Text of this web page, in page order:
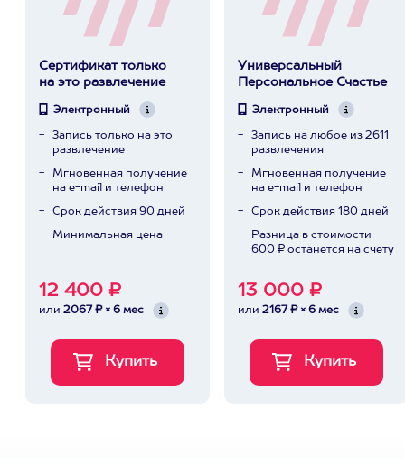
Сертификат только
на это развлечение
Электронный
Запись только на это
развлечение
Мгновенная получение
на e-mail и телефон
Срок действия 90 дней
Минимальная цена
12 400 ₽
или 2067 ₽ × 6 мес
Универсальный
Персональное Счастье
Электронный
Запись на любое из 2611
развлечения
Мгновенная получение
на e-mail и телефон
Срок действия 180 дней
Разница в стоимости
600 ₽ останется на счету
13 000 ₽
или 2167 ₽ × 6 мес